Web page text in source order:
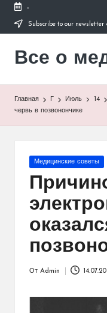
Перейти
содержимому
-
Subscribe to our newsletter
Все о
Лечитесь
Главная Г Июль 14
червь в позвонончике
Опубликовано
Медицинские советы
От Admin